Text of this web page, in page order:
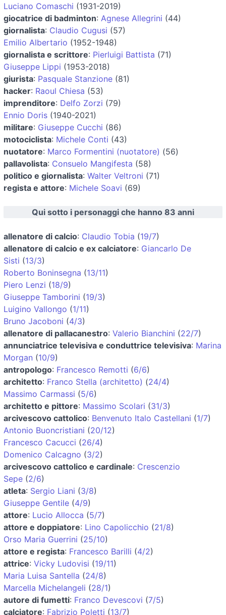
Luciano Comaschi (1931-2019)
giocatrice di badminton: Agnese Allegrini (44)
giornalista: Claudio Cugusi (57)
Emilio Albertario (1952-1948)
giornalista e scrittore: Pierluigi Battista (71)
Giuseppe Lippi (1953-2018)
giurista: Pasquale Stanzione (81)
hacker: Raoul Chiesa (53)
imprenditore: Delfo Zorzi (79)
Ennio Doris (1940-2021)
militare: Giuseppe Cucchi (86)
motociclista: Michele Conti (43)
nuotatore: Marco Formentini (nuotatore) (56)
pallavolista: Consuelo Mangifesta (58)
politico e giornalista: Walter Veltroni (71)
regista e attore: Michele Soavi (69)
Qui sotto i personaggi che hanno 83 anni
allenatore di calcio: Claudio Tobia (19/7)
allenatore di calcio e ex calciatore: Giancarlo De
Sisti (13/3)
Roberto Boninsegna (13/11)
Piero Lenzi (18/9)
Giuseppe Tamborini (19/3)
Luigino Vallongo (1/11)
Bruno Jacoboni (4/3)
allenatore di pallacanestro: Valerio Bianchini (22/7)
annunciatrice televisiva e conduttrice televisiva: Marina
Morgan (10/9)
antropologo: Francesco Remotti (6/6)
architetto: Franco Stella (architetto) (24/4)
Massimo Carmassi (5/6)
architetto e pittore: Massimo Scolari (31/3)
arcivescovo cattolico: Benvenuto Italo Castellani (1/7)
Antonio Buoncristiani (20/12)
Francesco Cacucci (26/4)
Domenico Calcagno (3/2)
arcivescovo cattolico e cardinale: Crescenzio
Sepe (2/6)
atleta: Sergio Liani (3/8)
Giuseppe Gentile (4/9)
attore: Lucio Allocca (5/7)
attore e doppiatore: Lino Capolicchio (21/8)
Orso Maria Guerrini (25/10)
attore e regista: Francesco Barilli (4/2)
attrice: Vicky Ludovisi (19/11)
Maria Luisa Santella (24/8)
Marcella Michelangeli (28/1)
autore di fumetti: Franco Devescovi (7/5)
calciatore: Fabrizio Poletti (13/7)